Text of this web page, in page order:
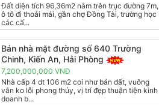
Đất diện tích 96,36m2 nằm trên trục đường 7m,
ô tô đi thoải mái, gần chợ Đồng Tài, trường học
các cấ...
Bán nhà mặt đường số 640 Trường
Chinh, Kiến An, Hải Phòng
7,200,000,000 VNĐ
Nhà cấp 4 dt 106 m2 coi như bán đất, vuông
vắn ko lỗi phong thủy, vị trí đẹp thuận tiện kinh
doanh b...